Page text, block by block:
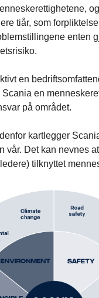
tiår, som
enten
en
en
på området.
kartlegger
vår. Det kan nevnes
tilknyttet